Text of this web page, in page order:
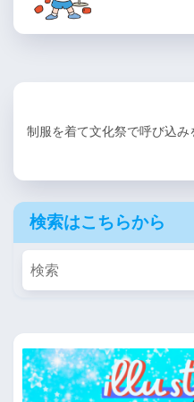
制服を着て文化祭で呼び込み
検索はこちらから